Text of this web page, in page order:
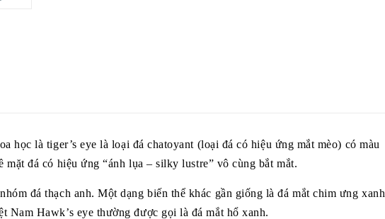
học là tiger’s eye là loại đá chatoyant (loại đá có hiệu ứng mắt mèo) có màu
mặt đá có hiệu ứng “ánh lụa – silky lustre” vô cùng bắt mắt.
đá thạch anh. Một dạng biến thể khác gần giống là đá mắt chim ưng xanh
Nam Hawk’s eye thường được gọi là đá mắt hổ xanh.